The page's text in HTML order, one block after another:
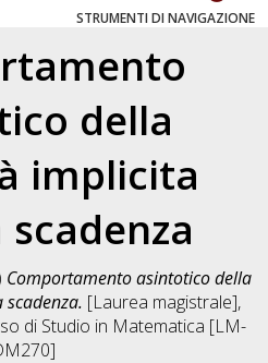
STRUMENTI DI NAVIGAZIONE
della
implicita
Comportamento asintotico della
[Laurea magistrale],
di Studio in Matematica [LM-